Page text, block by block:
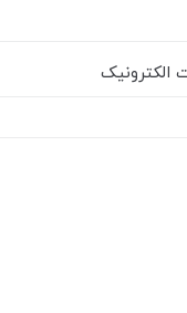
الکترونیک